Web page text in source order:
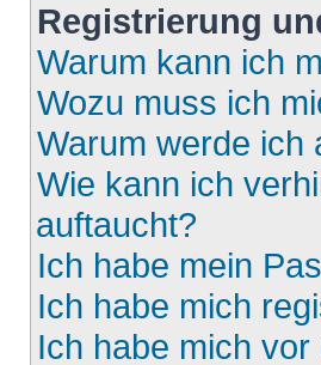
Registrierung
Warum kann ich
Wozu muss ich
Warum werde ich
Wie kann ich
auftaucht?
Ich habe mein
Ich habe mich
Ich habe mich